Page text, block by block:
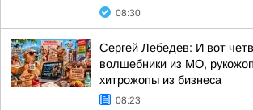
08:30
Сергей Лебедев: И вот
волшебники из МО,
хитрожопы из бизнеса
08:23